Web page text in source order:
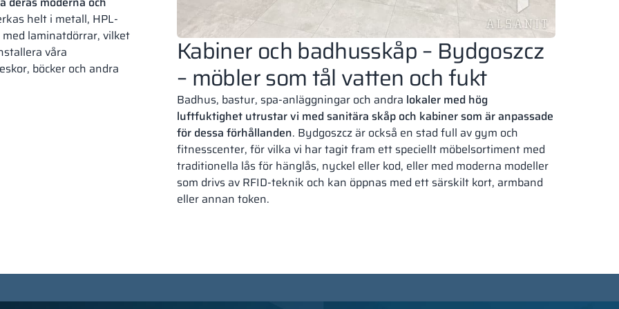
helt i metall, HPL-
laminatdörrar, vilket
våra
böcker och andra
Kabiner och badhusskåp – Bydgoszcz
– möbler som tål vatten och fukt
Badhus, bastur, spa-anläggningar och andra lokaler med hög
luftfuktighet utrustar vi med sanitära skåp och kabiner som är anpassade
för dessa förhållanden. Bydgoszcz är också en stad full av gym och
fitnesscenter, för vilka vi har tagit fram ett speciellt möbelsortiment med
traditionella lås för hänglås, nyckel eller kod, eller med moderna modeller
som drivs av RFID-teknik och kan öppnas med ett särskilt kort, armband
eller annan token.